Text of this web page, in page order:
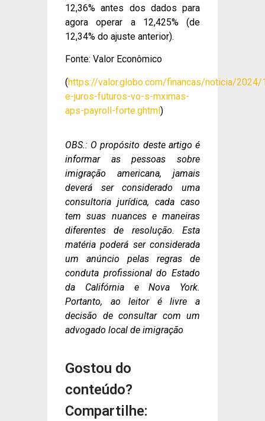
12,36% antes dos dados para
agora operar a 12,425% (de
12,34% do ajuste anterior).
Fonte: Valor Econômico
(https://valor.globo.com/financas/noticia/
e-juros-futuros-vo-s-mximas-
aps-payroll-forte.ghtml)
OBS.: O propósito deste artigo é
informar as pessoas sobre
imigração americana, jamais
deverá ser considerado uma
consultoria jurídica, cada caso
tem suas nuances e maneiras
diferentes de resolução. Esta
matéria poderá ser considerada
um anúncio pelas regras de
conduta profissional do Estado
da Califórnia e Nova York.
Portanto, ao leitor é livre a
decisão de consultar com um
advogado local de imigração
Gostou do
conteúdo?
Compartilhe: